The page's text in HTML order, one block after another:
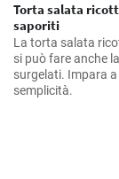
Torta salata
saporiti
La torta salata
si può fare anche
surgelati. Impara
semplicità.